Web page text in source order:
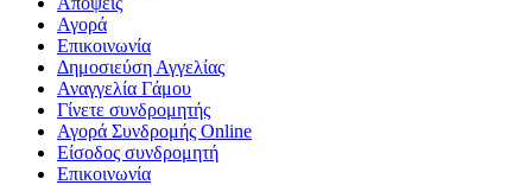
Αγορά
Επικοινωνία
Δημοσιεύση Αγγελίας
Αναγγελία Γάμου
Γίνετε συνδρομητής
Αγορά Συνδρομής Online
Είσοδος συνδρομητή
Επικοινωνία